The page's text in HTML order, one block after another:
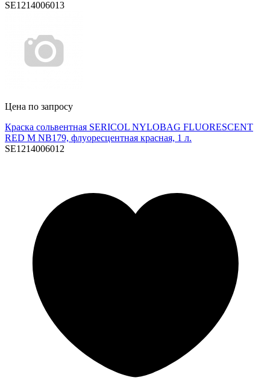
SE1214006013
Цена по запросу
Краска сольвентная SERICOL NYLOBAG FLUORESCENT
RED M NB179, флуоресцентная красная, 1 л.
SE1214006012